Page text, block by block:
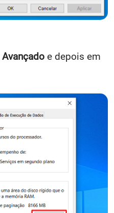
Avançado e depois em